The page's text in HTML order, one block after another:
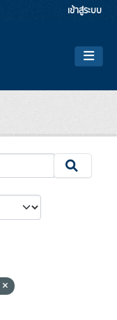
เข้าสู่ระบบ